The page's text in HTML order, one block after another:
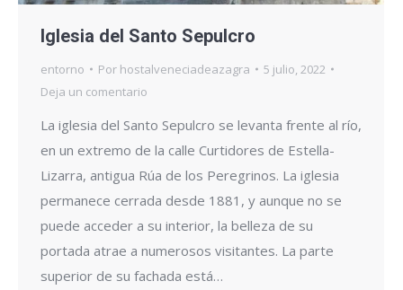
Iglesia del Santo Sepulcro
entorno Por hostalveneciadeazagra
5 julio, 2022
Deja un comentario
La iglesia del Santo Sepulcro se levanta frente al río,
en un extremo de la calle Curtidores de Estella-
Lizarra, antigua Rúa de los Peregrinos. La iglesia
permanece cerrada desde 1881, y aunque no se
puede acceder a su interior, la belleza de su
portada atrae a numerosos visitantes. La parte
superior de su fachada está…